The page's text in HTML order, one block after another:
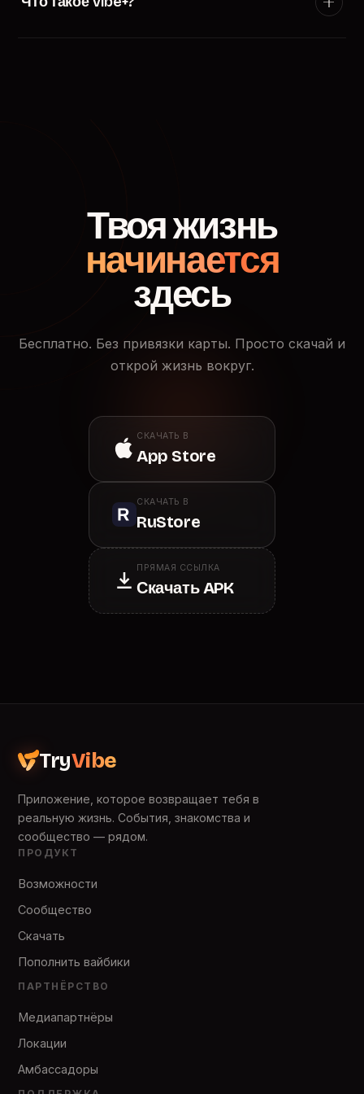
Твоя жизнь
начинается
здесь
Бесплатно. Без привязки карты. Просто скачай и
открой жизнь вокруг.
СКАЧАТЬ В
App Store
СКАЧАТЬ В
RuStore
ПРЯМАЯ ССЫЛКА
Скачать APK
TryVibe
Приложение, которое возвращает тебя в
реальную жизнь. События, знакомства и
сообщество — рядом.
ПРОДУКТ
Возможности
Сообщество
Скачать
Пополнить вайбики
ПАРТНЁРСТВО
Медиапартнёры
Локации
Амбассадоры